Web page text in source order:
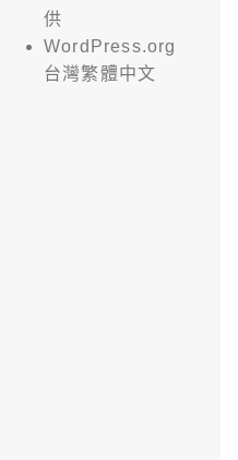
供
WordPress.org
台灣繁體中文